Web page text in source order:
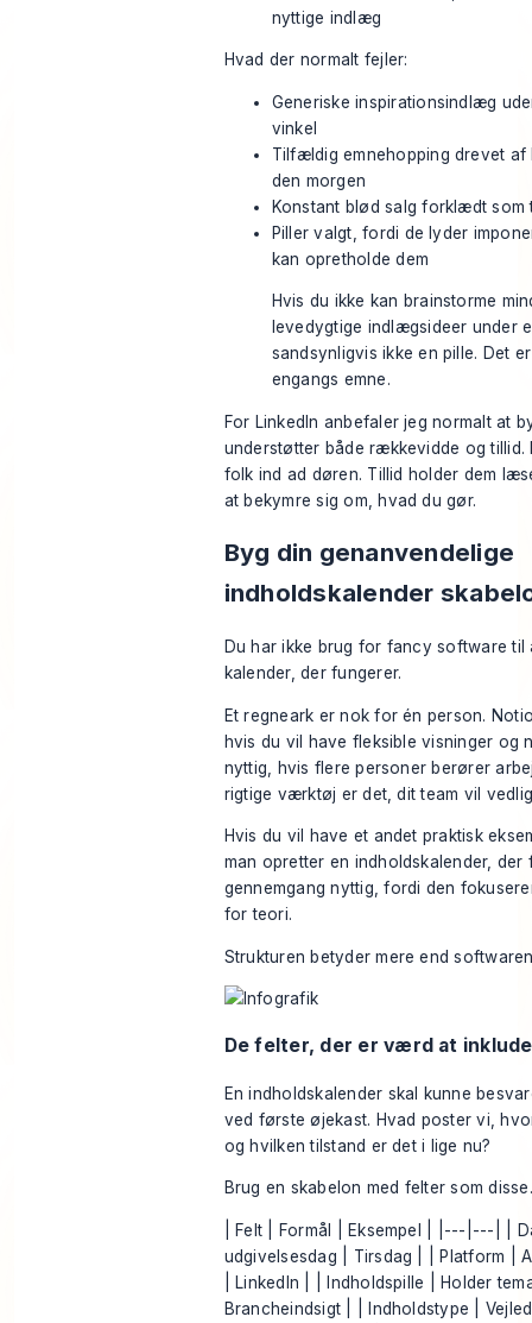
nyttige indlæg
Hvad der normalt fejler:
Generiske inspirationsindlæg
vinkel
Tilfældig emnehopping drevet af
den morgen
Konstant blød salg forklædt som
Piller valgt, fordi de lyder
kan opretholde dem
Hvis du ikke kan brainstorme
levedygtige indlægsideer under
sandsynligvis ikke en pille. Det
engangs emne.
For LinkedIn anbefaler jeg normalt at
understøtter både rækkevidde og tillid.
folk ind ad døren. Tillid holder dem
at bekymre sig om, hvad du gør.
Byg din genanvendelige
indholdskalender
Du har ikke brug for fancy software til
kalender, der fungerer.
Et regneark er nok for én person.
hvis du vil have fleksible visninger og
nyttig, hvis flere personer berører
rigtige værktøj er det, dit team vil
Hvis du vil have et andet praktisk
man opretter en indholdskalender, der
gennemgang nyttig, fordi den
for teori.
Strukturen betyder mere end
De felter, der er værd at
En indholdskalender skal kunne
ved første øjekast. Hvad poster vi,
og hvilken tilstand er det i lige nu?
Brug en skabelon med felter som disse.
| Felt | Formål | Eksempel | |---|---| |
udgivelsesdag | Tirsdag | | Platform |
| LinkedIn | | Indholdspille | Holder
Brancheindsigt | | Indholdstype |